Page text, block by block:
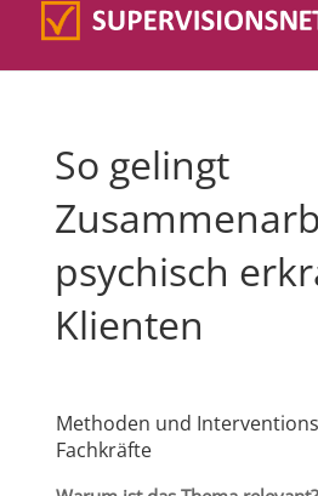
So gelingt
psychisch
Klienten
Methoden und
Fachkräfte